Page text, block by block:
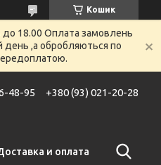
Кошик
до 18.00 Оплата замовлень
день ,а обробляються по
48-95 +380 (93) 021-20-28
и оплата